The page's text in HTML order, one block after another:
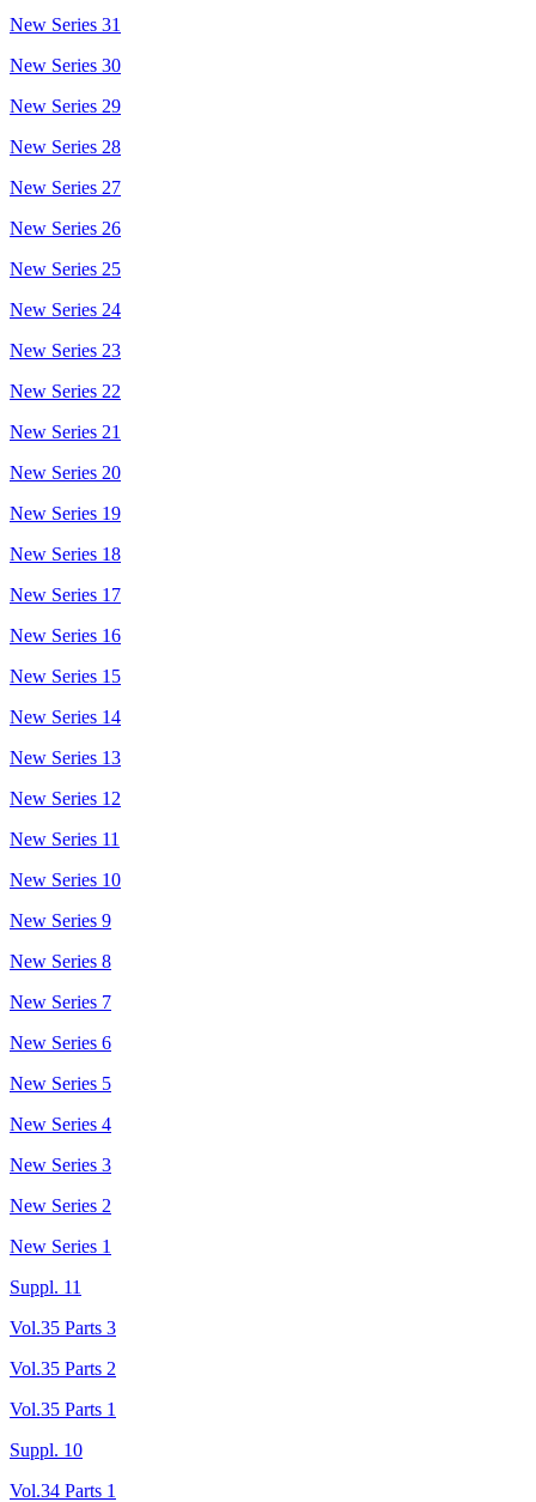
New Series 31
New Series 30
New Series 29
New Series 28
New Series 27
New Series 26
New Series 25
New Series 24
New Series 23
New Series 22
New Series 21
New Series 20
New Series 19
New Series 18
New Series 17
New Series 16
New Series 15
New Series 14
New Series 13
New Series 12
New Series 11
New Series 10
New Series 9
New Series 8
New Series 7
New Series 6
New Series 5
New Series 4
New Series 3
New Series 2
New Series 1
Suppl. 11
Vol.35 Parts 3
Vol.35 Parts 2
Vol.35 Parts 1
Suppl. 10
Vol.34 Parts 1